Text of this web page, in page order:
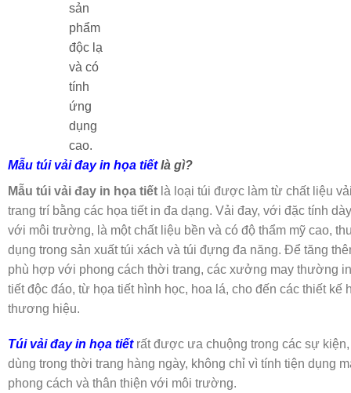
sản
phẩm
độc lạ
và có
tính
ứng
dụng
cao.
Mẫu túi vải đay in họa tiếtlà gì?
Mẫu túi vải đay in họa tiết là loại túi được làm từ chất liệu
trang trí bằng các họa tiết in đa dạng. Vải đay, với đặc tính
với môi trường, là một chất liệu bền và có độ thẩm mỹ cao,
dụng trong sản xuất túi xách và túi đựng đa năng. Để tăng
phù hợp với phong cách thời trang, các xưởng may thường
tiết độc đáo, từ họa tiết hình học, hoa lá, cho đến các thiết kế
thương hiệu.
Túi vải đay in họa tiếtrất được ưa chuộng trong các sự kiện,
dùng trong thời trang hàng ngày, không chỉ vì tính tiện dụng
phong cách và thân thiện với môi trường.